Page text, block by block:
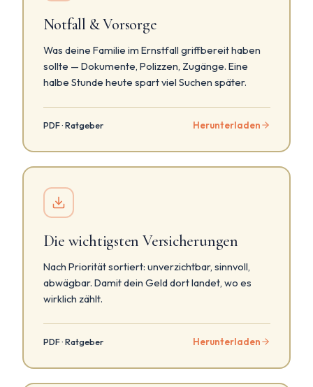
Notfall & Vorsorge
Was deine Familie im Ernstfall griffbereit haben
sollte — Dokumente, Polizzen, Zugänge. Eine
halbe Stunde heute spart viel Suchen später.
PDF · Ratgeber Herunterladen
Die wichtigsten Versicherungen
Nach Priorität sortiert: unverzichtbar, sinnvoll,
abwägbar. Damit dein Geld dort landet, wo es
wirklich zählt.
PDF · Ratgeber Herunterladen